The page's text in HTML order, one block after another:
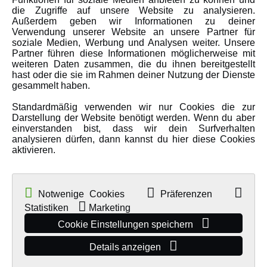
Amewi Kataloge
MEHR VON AMEWI
AMXRacing - Qualitäts RC-Zubehör
Malinos - Die kreative Seite von Amewi
Werden Sie Amewi Händler
Amewi B2B-Shop
die Zugriffe auf unsere Website zu analysieren.
Außerdem geben wir Informationen zu deiner
Verwendung unserer Website an unsere Partner für
soziale Medien, Werbung und Analysen weiter. Unsere
Partner führen diese Informationen möglicherweise mit
weiteren Daten zusammen, die du ihnen bereitgestellt
hast oder die sie im Rahmen deiner Nutzung der Dienste
gesammelt haben.
Standardmäßig verwenden wir nur Cookies die zur
Darstellung der Website benötigt werden. Wenn du aber
einverstanden bist, dass wir dein Surfverhalten
analysieren dürfen, dann kannst du hier diese Cookies
aktivieren.
Notwenige Cookies
Präferenzen
Statistiken
Marketing
Cookie Einstellungen speichern
Details anzeigen